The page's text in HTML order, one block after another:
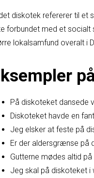
diskotek refererer til et
forbundet med et socialt
lokalsamfund overalt i
På diskoteket dansede
Diskoteket havde en
Jeg elsker at feste på
Er der aldersgrænse på
Gutterne mødes altid
Jeg skal på diskoteket i